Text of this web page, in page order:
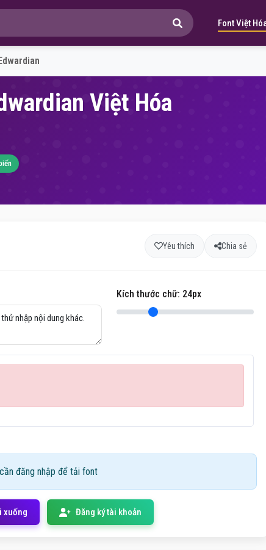
Font Việt
Việt Hóa
Yêu thích Chia sẻ
Kích thước chữ: 24px
đăng nhập để tải font
xuống Đăng ký tài khoản